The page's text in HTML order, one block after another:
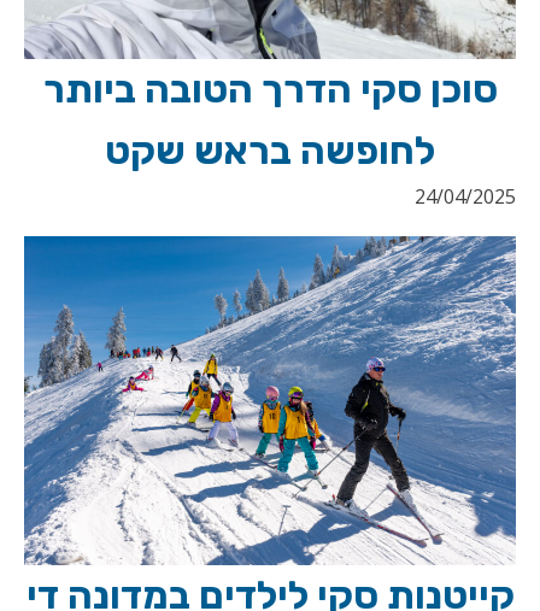
סוכן סקי הדרך הטובה ביותר
לחופשה בראש שקט
24/04/2025
קייטנות סקי לילדים במדונה די